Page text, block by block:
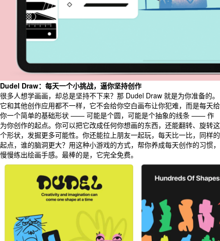
Dudel Draw：每天一个小挑战，逼你坚持创作
很多人想学画画，却总是坚持不下来？那 Dudel Draw 就是为你准备的。
它和其他创作应用都不一样，它不会给你空白画布让你犯难，而是每天给
你一个简单的基础形状 —— 可能是个圆，可能是个抽象的线条 —— 作
为你创作的起点。你可以把它改成任何你想画的东西，还能翻转、旋转这
个形状，发掘更多可能性。你还能拉上朋友一起玩，每天比一比，同样的
起点，谁的脑洞更大？用这种小游戏的方式，帮你养成每天创作的习惯，
慢慢练出绘画手感。最棒的是，它完全免费。